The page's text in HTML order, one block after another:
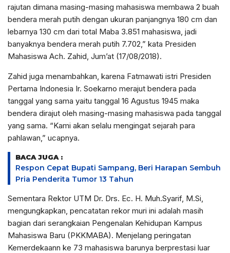
rajutan dimana masing-masing mahasiswa membawa 2 buah
bendera merah putih dengan ukuran panjangnya 180 cm dan
lebarnya 130 cm dari total Maba 3.851 mahasiswa, jadi
banyaknya bendera merah putih 7.702,” kata Presiden
Mahasiswa Ach. Zahid, Jum’at (17/08/2018).
Zahid juga menambahkan, karena Fatmawati istri Presiden
Pertama Indonesia Ir. Soekarno merajut bendera pada
tanggal yang sama yaitu tanggal 16 Agustus 1945 maka
bendera dirajut oleh masing-masing mahasiswa pada tanggal
yang sama. “Kami akan selalu mengingat sejarah para
pahlawan,” ucapnya.
BACA JUGA :
Respon Cepat Bupati Sampang, Beri Harapan Sembuh
Pria Penderita Tumor 13 Tahun
Sementara Rektor UTM Dr. Drs. Ec. H. Muh.Syarif, M.Si,
mengungkapkan, pencatatan rekor muri ini adalah masih
bagian dari serangkaian Pengenalan Kehidupan Kampus
Mahasiswa Baru (PKKMABA). Menjelang peringatan
Kemerdekaann ke 73 mahasiswa barunya berprestasi luar